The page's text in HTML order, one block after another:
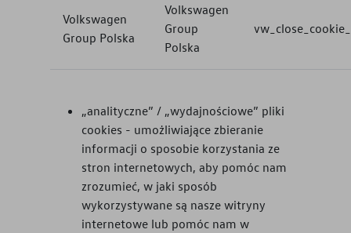
Volkswagen
Group Polska
Volkswagen
Group
Polska
„analityczne” / „wydajnościowe” pliki
cookies - umożliwiające zbieranie
informacji o sposobie korzystania ze
stron internetowych, aby pomóc nam
zrozumieć, w jaki sposób
wykorzystywane są nasze witryny
internetowe lub pomóc nam w